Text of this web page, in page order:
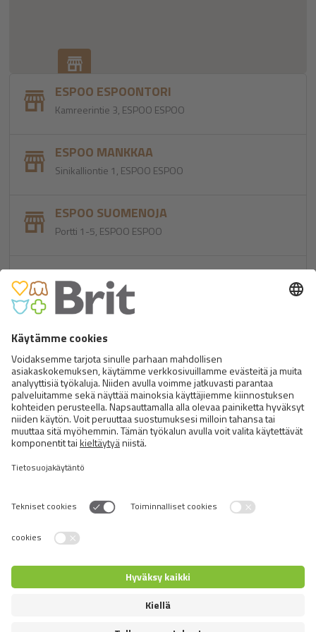
ESPOO ESPOONTORI
Kamreerintie 3, ESPOO ESPOO
ESPOO MANKKAA
Sinikalliontie 1, ESPOO ESPOO
ESPOO SUOMENOJA
Portti 1-5, ESPOO ESPOO
ESPOO TAPIOLA
Itätuulenkuja 6 , ESPOO ESPOO
FOCUS4U HB
Gubbtäppevägen 11, Rönninge Rönninge
FORSSA
Hämeentie 39, FORSSA FORSSA
Välitie 6, , HAUKIPUDAS HAUKIPUDAS
HEINOLA
Työmiehentie 33 (ABC-liikennemyymälä),
HEINOLA HEINOLA
HELSINKI HERTTONIEM
Hitsaajankatu 9, HELSINKI HELSINKI
Switch language
© 2026 VAFO PRAHA s.r.o. Kaikki oikeudet pidätetään